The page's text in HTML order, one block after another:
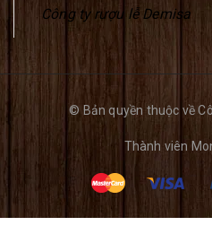
Công ty rượu lễ Demisa
© Bản quyền thuộc về
Thành viên